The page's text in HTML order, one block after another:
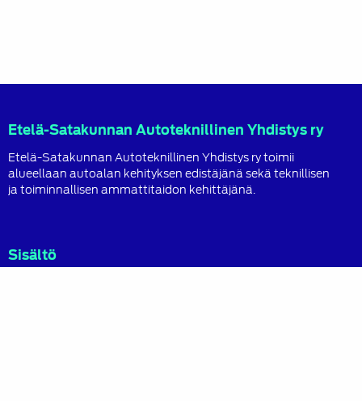
Etelä-Satakunnan Autoteknillinen Yhdistys ry
Etelä-Satakunnan Autoteknillinen Yhdistys ry toimii
alueellaan autoalan kehityksen edistäjänä sekä teknillisen
ja toiminnallisen ammattitaidon kehittäjänä.
Sisältö